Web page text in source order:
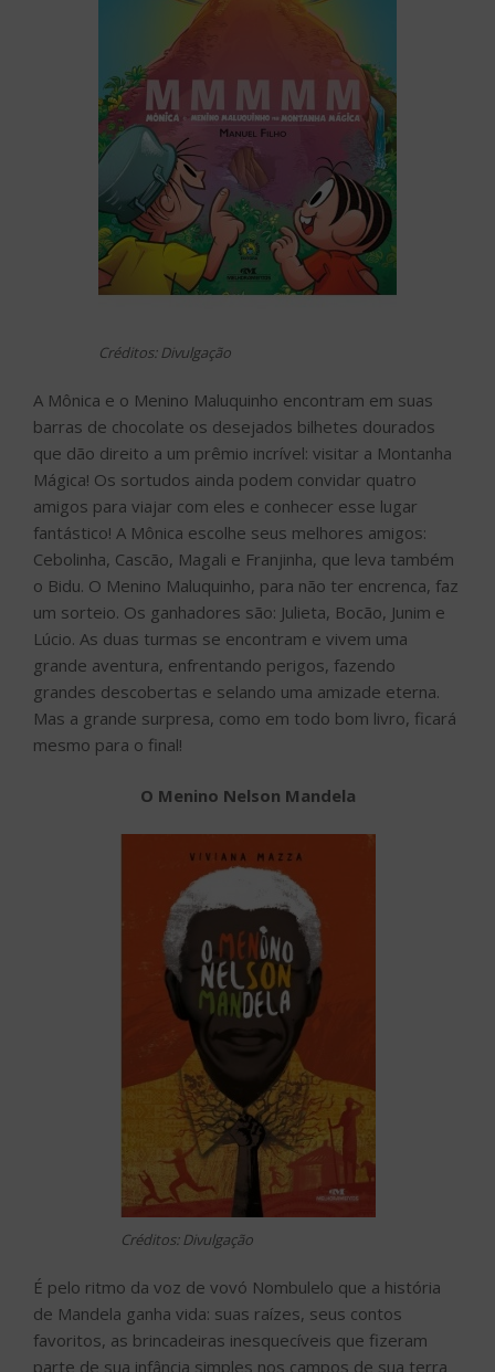
Créditos: Divulgação
A Mônica e o Menino Maluquinho encontram em suas
barras de chocolate os desejados bilhetes dourados
que dão direito a um prêmio incrível: visitar a Montanha
Mágica! Os sortudos ainda podem convidar quatro
amigos para viajar com eles e conhecer esse lugar
fantástico! A Mônica escolhe seus melhores amigos:
Cebolinha, Cascão, Magali e Franjinha, que leva também
o Bidu. O Menino Maluquinho, para não ter encrenca, faz
um sorteio. Os ganhadores são: Julieta, Bocão, Junim e
Lúcio. As duas turmas se encontram e vivem uma
grande aventura, enfrentando perigos, fazendo
grandes descobertas e selando uma amizade eterna.
Mas a grande surpresa, como em todo bom livro, ficará
mesmo para o final!
O Menino Nelson Mandela
Créditos: Divulgação
É pelo ritmo da voz de vovó Nombulelo que a história
de Mandela ganha vida: suas raízes, seus contos
favoritos, as brincadeiras inesquecíveis que fizeram
parte de sua infância simples nos campos de sua terra